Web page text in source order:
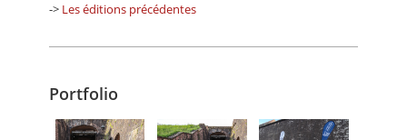
-> Les éditions précédentes
Portfolio